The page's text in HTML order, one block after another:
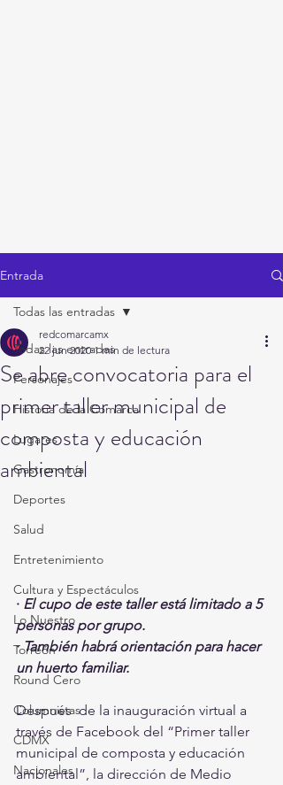
Entrada
Todas las entradas
Personajes
Historia de la Comarca
Lugares
Gastronomía
Deportes
Salud
Entretenimiento
Cultura y Espectáculos
Lo Nuestro
Torreón
Round Cero
Columnistas
CDMX
Nacionales
Todas las entradas
Se abre convocatoria para el
primer taller municipal de
composta y educación
ambiental
redcomarcamx
22 jun 2020 1 min de lectura
· El cupo de este taller está limitado a 5
personas por grupo.
· También habrá orientación para hacer
un huerto familiar.
Después  de la inauguración virtual a
través de Facebook del “Primer taller
municipal de composta y educación
ambiental”, la dirección de Medio